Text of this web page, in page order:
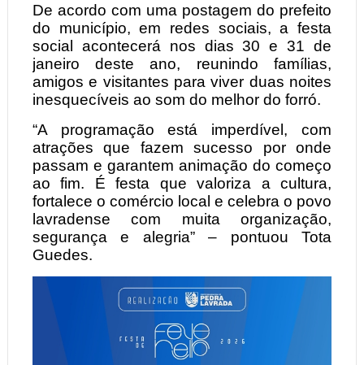
De acordo com uma postagem do prefeito
do município, em redes sociais, a festa
social acontecerá nos dias 30 e 31 de
janeiro deste ano, reunindo famílias,
amigos e visitantes para viver duas noites
inesquecíveis ao som do melhor do forró.
“A programação está imperdível, com
atrações que fazem sucesso por onde
passam e garantem animação do começo
ao fim. É festa que valoriza a cultura,
fortalece o comércio local e celebra o povo
lavradense com muita organização,
segurança e alegria” – pontuou Tota
Guedes.